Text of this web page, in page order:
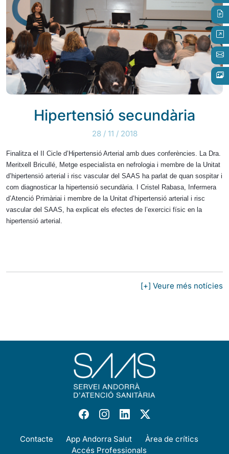
Hipertensió secundària
28 / 11 / 2018
Finalitza el II Cicle d’Hipertensió Arterial amb dues conferències. La Dra.
Meritxell Bricullé, Metge especialista en nefrologia i membre de la Unitat
d’hipertensió arterial i risc vascular del SAAS ha parlat de quan sospitar i
com diagnosticar la hipertensió secundària. I Cristel Rabasa, Infermera
d’Atenció Primàriai i membre de la Unitat d’hipertensió arterial i risc
vascular del SAAS, ha explicat els efectes de l’exercici físic en la
hipertensió arterial.
[+] Veure més notícies
Contacte App Andorra Salut
Àrea de crítics
Accés Professionals